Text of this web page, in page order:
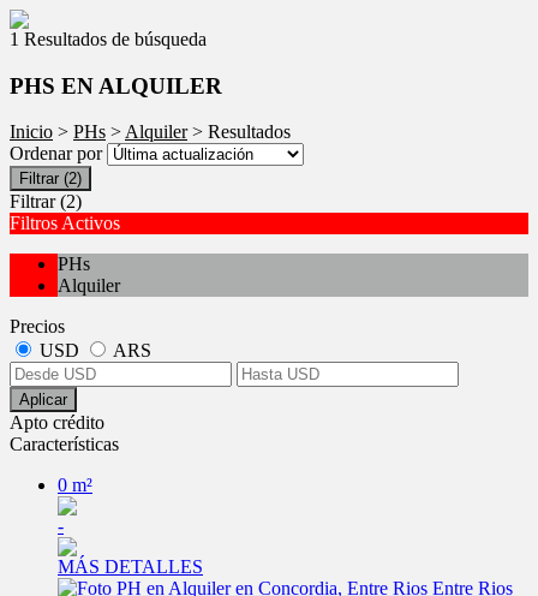
1 Resultados de búsqueda
PHS EN ALQUILER
Inicio > PHs >Alquiler> Resultados
Ordenar por
Filtrar (2)
Filtrar (2)
Filtros Activos
PHs
Alquiler
Precios
USD
ARS
Aplicar
Apto crédito
Características
0 m²
-
MÁS DETALLES